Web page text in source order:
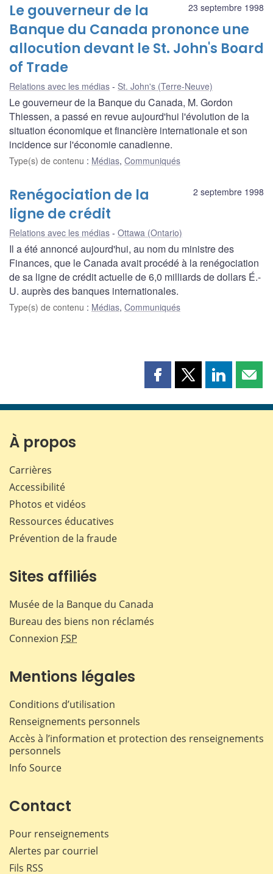
23 septembre 1998
Le gouverneur de la
Banque du Canada prononce une
allocution devant le St. John's Board
of Trade
Relations avec les médias St. John's (Terre-Neuve)
Le gouverneur de la Banque du Canada, M. Gordon
Thiessen, a passé en revue aujourd'hui l'évolution de la
situation économique et financière internationale et son
incidence sur l'économie canadienne.
Type(s) de contenu : Médias, Communiqués
2 septembre 1998
Renégociation de la
ligne de crédit
Relations avec les médias Ottawa (Ontario)
Il a été annoncé aujourd'hui, au nom du ministre des
Finances, que le Canada avait procédé à la renégociation
de sa ligne de crédit actuelle de 6,0 milliards de dollars É.-
U. auprès des banques internationales.
Type(s) de contenu : Médias, Communiqués
Partager
page
Partager
page
Partager
page page
À propos
Carrières
Accessibilité
Photos et vidéos
Ressources éducatives
Prévention de la fraude
Sites affiliés
Musée de la Banque du Canada
Bureau des biens non réclamés
Connexion FSP
Mentions légales
Conditions d’utilisation
Renseignements personnels
Accès à l’information et protection des renseignements
personnels
Info Source
Contact
Pour renseignements
Alertes par courriel
Fils RSS